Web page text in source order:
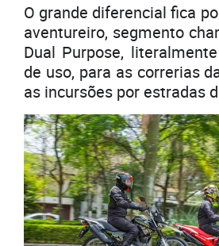
O grande diferencial fica
aventureiro, segmento
Dual Purpose,
de uso, para as correrias
as incursões por estradas